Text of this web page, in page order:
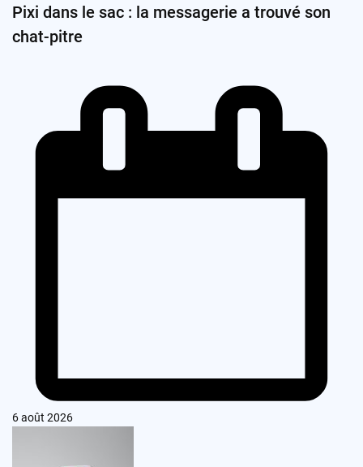
Pixi dans le sac : la messagerie a trouvé son
chat-pitre
6 août 2026